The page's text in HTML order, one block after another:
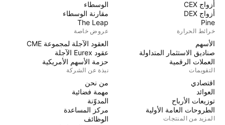
أزواج CEX
أزواج DEX
Pine
خرائط الحرارة
الأسهم
صناديق الاستثمار المتداولة
العملات الرقمية
التقويمات
اقتصادي
العوائد
توزيعات الأرباح
الطروحات العامة الأولية
المزيد من المنتجات
الوسطاء
مقارنة الوسطاء
The Leap
عروض خاصة
العقود الآجلة لمجموعة CME
عقود Eurex الآجلة
حزمة الأسهم الأمريكية
نبذة عن الشركة
من نحن
مهمة فضائية
المدوّنة
مركز المساعدة
الوظائف